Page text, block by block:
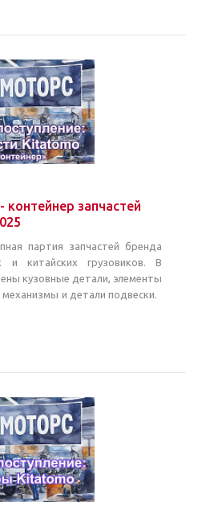
контейнер запчастей
партия запчастей бренда
и китайских грузовиков. В
кузовные детали, элементы
и детали подвески.